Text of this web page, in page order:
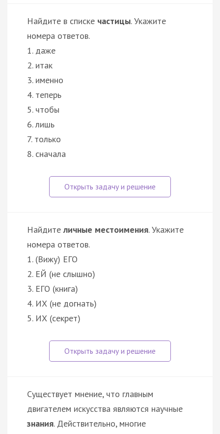
Найдите в списке частицы. Укажите
номера ответов.
1. даже
2. итак
3. именно
4. теперь
5. чтобы
6. лишь
7. только
8. сначала
Найдителичные местоимения. Укажите
номера ответов.
1. (Вижу) ЕГО
2. ЕЙ (не слышно)
3. ЕГО (книга)
4. ИХ (не догнать)
5. ИХ (секрет)
Существует мнение, что главным
двигателем искусства являются научные
знания. Действительно, многие